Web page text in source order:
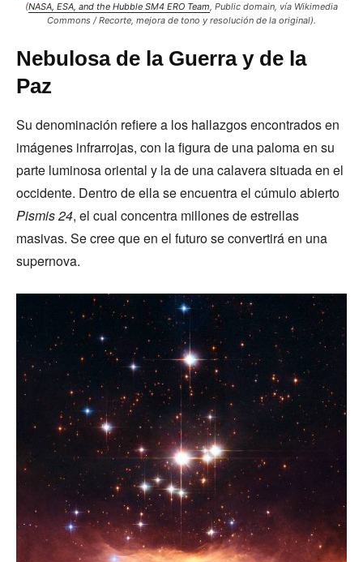
(NASA, ESA, and the Hubble SM4 ERO Team, Public domain, vía Wikimedia
Commons / Recorte, mejora de tono y resolución de la original).
Nebulosa de la Guerra y de la
Paz
Su denominación refiere a los hallazgos encontrados en
imágenes infrarrojas, con la figura de una paloma en su
parte luminosa oriental y la de una calavera situada en el
occidente. Dentro de ella se encuentra el cúmulo abierto
Pismis 24, el cual concentra millones de estrellas
masivas. Se cree que en el futuro se convertirá en una
supernova.